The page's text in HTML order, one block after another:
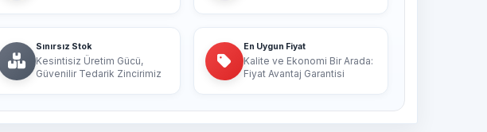
Sınırsız Stok
Kesintisiz Üretim Gücü,
Güvenilir Tedarik Zincirimiz
En Uygun Fiyat
Kalite ve Ekonomi Bir Arada:
Fiyat Avantaj Garantisi